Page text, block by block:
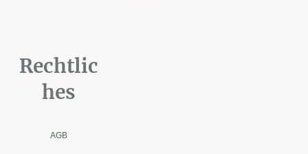
Rechtlic
hes
AGB